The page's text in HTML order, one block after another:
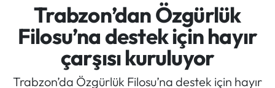
Trabzon’dan Özgürlük
Filosu’na destek için hayır
çarşısı kuruluyor
Trabzon’da Özgürlük Filosu’na destek için hayır
Türkiye
Kültür/Sanat
Politika
Trabzon Trafik Yoğunluk Haritası
Süper Lig Puan Durumu ve Fikstür
Tüm Manşetler